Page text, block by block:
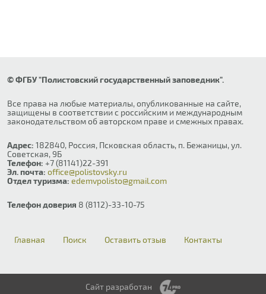
© ФГБУ "Полистовский государственный заповедник".
Все права на любые материалы, опубликованные на сайте,
защищены в соответствии с российским и международным
законодательством об авторском праве и смежных правах.
Адрес: 182840, Россия, Псковская область, п. Бежаницы, ул.
Советская, 9Б
Телефон: +7 (81141)22-391
Эл. почта: office@polistovsky.ru
Отдел туризма: edemvpolisto@gmail.com
Телефон доверия 8 (8112)-33-10-75
Главная Поиск Оставить отзыв Контакты
Сайт разработан